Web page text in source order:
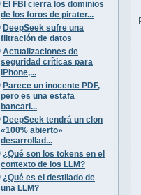
El FBI cierra los dominios
de los foros de pirater...
DeepSeek sufre una
filtración de datos
Actualizaciones de
seguridad críticas para
iPhone,...
Parece un inocente PDF,
pero es una estafa
bancari...
DeepSeek tendrá un clon
«100% abierto»
desarrollad...
¿Qué son los tokens en el
contexto de los LLM?
¿Qué es el destilado de
una LLM?